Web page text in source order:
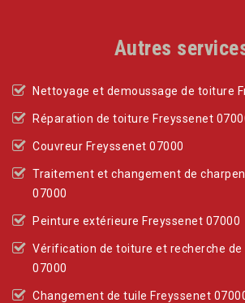
Autres
Nettoyage et demoussage de toiture
Réparation de toiture Freyssenet
Couvreur Freyssenet 07000
Traitement et changement de
07000
Peinture extérieure Freyssenet 07000
Vérification de toiture et recherche
07000
Changement de tuile Freyssenet